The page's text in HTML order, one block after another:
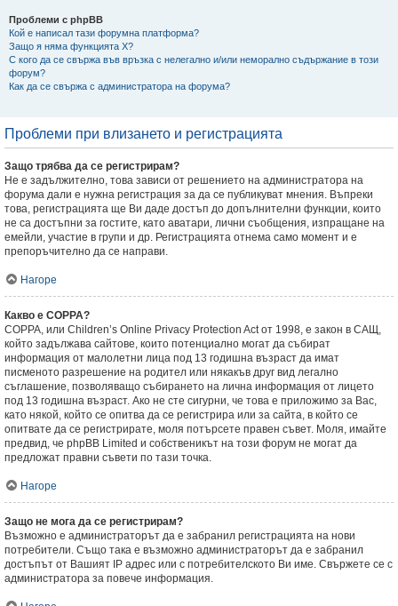
Проблеми с phpBB
Кой е написал тази форумна платформа?
Защо я няма функцията X?
С кого да се свържа във връзка с нелегално и/или неморално съдържание в този
форум?
Как да се свържа с администратора на форума?
Проблеми при влизането и регистрацията
Защо трябва да се регистрирам?
Не е задължително, това зависи от решението на администратора на
форума дали е нужна регистрация за да се публикуват мнения. Въпреки
това, регистрацията ще Ви даде достъп до допълнителни функции, които
не са достъпни за гостите, като аватари, лични съобщения, изпращане на
емейли, участие в групи и др. Регистрацията отнема само момент и е
препоръчително да се направи.
Нагоре
Какво е COPPA?
COPPA, или Children’s Online Privacy Protection Act от 1998, е закон в САЩ,
който задължава сайтове, които потенциално могат да събират
информация от малолетни лица под 13 годишна възраст да имат
писменото разрешение на родител или някакъв друг вид легално
съглашение, позволяващо събирането на лична информация от лицето
под 13 годишна възраст. Ако не сте сигурни, че това е приложимо за Вас,
като някой, който се опитва да се регистрира или за сайта, в който се
опитвате да се регистрирате, моля потърсете правен съвет. Моля, имайте
предвид, че phpBB Limited и собственикът на този форум не могат да
предложат правни съвети по тази точка.
Нагоре
Защо не мога да се регистрирам?
Възможно е администраторът да е забранил регистрацията на нови
потребители. Също така е възможно администраторът да е забранил
достъпът от Вашият IP адрес или с потребителското Ви име. Свържете се с
администратора за повече информация.